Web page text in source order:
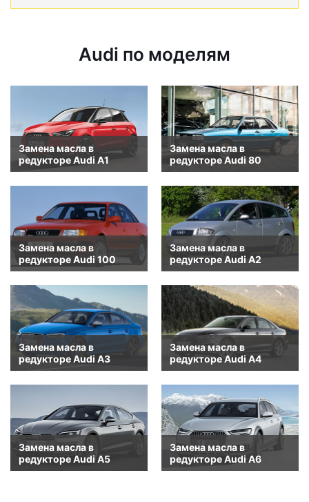
Audi по моделям
Замена масла в
редукторе Audi A1
Замена масла в
редукторе Audi 80
Замена масла в
редукторе Audi 100
Замена масла в
редукторе Audi A2
Замена масла в
редукторе Audi A3
Замена масла в
редукторе Audi A4
Замена масла в
редукторе Audi A5
Замена масла в
редукторе Audi A6